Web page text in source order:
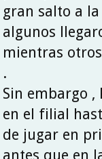
gran salto a
algunos
mientras
.
Sin embargo
en el filial
de jugar en
antes que en